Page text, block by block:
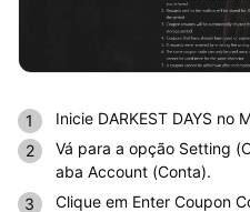
Inicie DARKEST DAYS no
Vá para a opção Setting
aba Account (Conta).
Clique em Enter Coupon